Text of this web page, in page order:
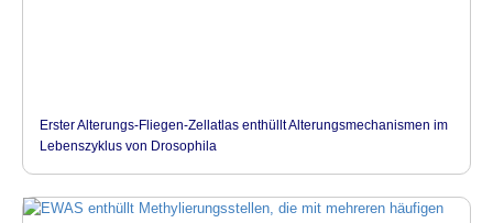
Erster Alterungs-Fliegen-Zellatlas enthüllt Alterungsmechanismen im
Lebenszyklus von Drosophila